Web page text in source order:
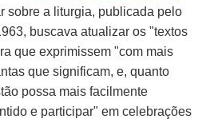
sobre a liturgia, publicada pelo
buscava atualizar os "textos
que exprimissem "com mais
que significam, e, quanto
possa mais facilmente
e participar" em celebrações